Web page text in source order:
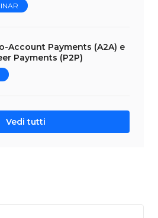
Account Payments (A2A) e
Payments (P2P)
Vedi tutti